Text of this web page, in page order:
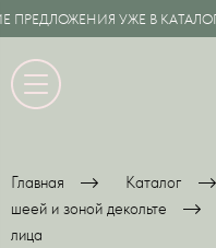
УЖЕ В КАТАЛОГЕ
Главная Каталог
шеей и зоной декольте
лица